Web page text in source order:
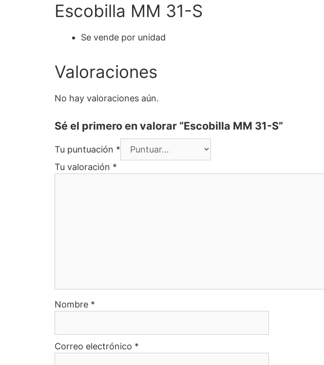
Escobilla MM 31-S
Se vende por unidad
Valoraciones
No hay valoraciones aún.
Sé el primero en valorar “Escobilla MM 31-S”
Tu puntuación *
Tu valoración *
Nombre *
Correo electrónico *